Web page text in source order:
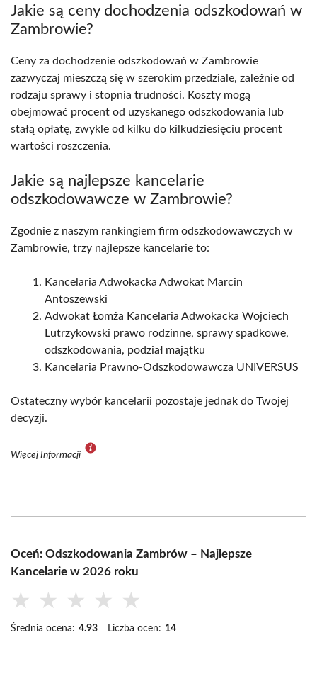
Jakie są ceny dochodzenia odszkodowań w
Zambrowie?
Ceny za dochodzenie odszkodowań w Zambrowie
zazwyczaj mieszczą się w szerokim przedziale, zależnie od
rodzaju sprawy i stopnia trudności. Koszty mogą
obejmować procent od uzyskanego odszkodowania lub
stałą opłatę, zwykle od kilku do kilkudziesięciu procent
wartości roszczenia.
Jakie są najlepsze kancelarie
odszkodowawcze w Zambrowie?
Zgodnie z naszym rankingiem firm odszkodowawczych w
Zambrowie, trzy najlepsze kancelarie to:
Kancelaria Adwokacka Adwokat Marcin
Antoszewski
Adwokat Łomża Kancelaria Adwokacka Wojciech
Lutrzykowski prawo rodzinne, sprawy spadkowe,
odszkodowania, podział majątku
Kancelaria Prawno-Odszkodowawcza UNIVERSUS
Ostateczny wybór kancelarii pozostaje jednak do Twojej
decyzji.
Więcej Informacji
Oceń: Odszkodowania Zambrów – Najlepsze
Kancelarie w 2026 roku
★ ★ ★ ★ ★
Średnia ocena: 4.93 Liczba ocen: 14